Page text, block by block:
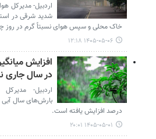
اردبیل- مدیرکل
شدید شرقی در
خاک محلی و سپس هوای نسبتاً گرم در روز
۱۴۰۵-۰۵-۰۶ ۱۲:۱۸
افزایش
در سال جاری
اردبیل-
درصد افزایش یافته است.
۱۴۰۵-۰۵-۰۱ ۲۰:۰۱